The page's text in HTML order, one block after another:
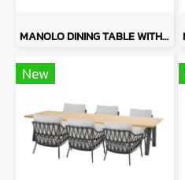
MANOLO DINING TABLE WITH MANITOBA
New